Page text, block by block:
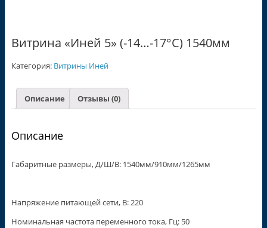
Витрина «Иней 5» (-14…-17°С) 1540мм
Категория: Витрины Иней
Описание Отзывы (0)
Описание
Габаритные размеры, Д/Ш/В: 1540мм/910мм/1265мм
Напряжение питающей сети, В: 220
Номинальная частота переменного тока, Гц: 50